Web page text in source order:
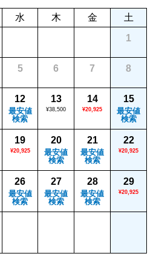
水 木 金
土
1
5 6 7 8
12
最安値
検索
13
¥38,500
14
¥20,925
15
最安値
検索
19
¥20,925
20
最安値
検索
21
最安値
検索
22
¥20,925
26
最安値
検索
27
最安値
検索
28
最安値
検索
29
¥20,925